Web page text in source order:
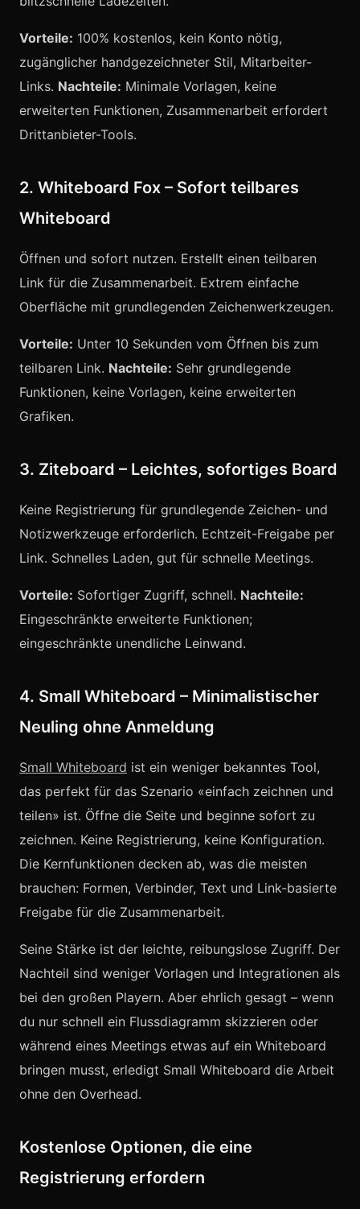
Vorteile: 100% kostenlos, kein Konto nötig,
zugänglicher handgezeichneter Stil, Mitarbeiter-
Links. Nachteile: Minimale Vorlagen, keine
erweiterten Funktionen, Zusammenarbeit erfordert
Drittanbieter-Tools.
2. Whiteboard Fox – Sofort teilbares
Whiteboard
Öffnen und sofort nutzen. Erstellt einen teilbaren
Link für die Zusammenarbeit. Extrem einfache
Oberfläche mit grundlegenden Zeichenwerkzeugen.
Vorteile: Unter 10 Sekunden vom Öffnen bis zum
teilbaren Link. Nachteile: Sehr grundlegende
Funktionen, keine Vorlagen, keine erweiterten
Grafiken.
3. Ziteboard – Leichtes, sofortiges Board
Keine Registrierung für grundlegende Zeichen- und
Notizwerkzeuge erforderlich. Echtzeit-Freigabe per
Link. Schnelles Laden, gut für schnelle Meetings.
Vorteile: Sofortiger Zugriff, schnell. Nachteile:
Eingeschränkte erweiterte Funktionen;
eingeschränkte unendliche Leinwand.
4. Small Whiteboard – Minimalistischer
Neuling ohne Anmeldung
Small Whiteboard ist ein weniger bekanntes Tool,
das perfekt für das Szenario «einfach zeichnen und
teilen» ist. Öffne die Seite und beginne sofort zu
zeichnen. Keine Registrierung, keine Konfiguration.
Die Kernfunktionen decken ab, was die meisten
brauchen: Formen, Verbinder, Text und Link-basierte
Freigabe für die Zusammenarbeit.
Seine Stärke ist der leichte, reibungslose Zugriff. Der
Nachteil sind weniger Vorlagen und Integrationen als
bei den großen Playern. Aber ehrlich gesagt – wenn
du nur schnell ein Flussdiagramm skizzieren oder
während eines Meetings etwas auf ein Whiteboard
bringen musst, erledigt Small Whiteboard die Arbeit
ohne den Overhead.
Kostenlose Optionen, die eine
Registrierung erfordern